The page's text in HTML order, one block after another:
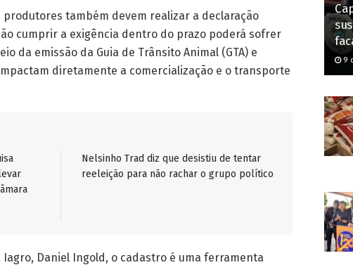
produtores também devem realizar a declaração
cumprir a exigência dentro do prazo poderá sofrer
da emissão da Guia de Trânsito Animal (GTA) e
diretamente a comercialização e o transporte
Nelsinho Trad diz que desistiu de tentar
reeleição para não rachar o grupo político
Daniel Ingold, o cadastro é uma ferramenta
9